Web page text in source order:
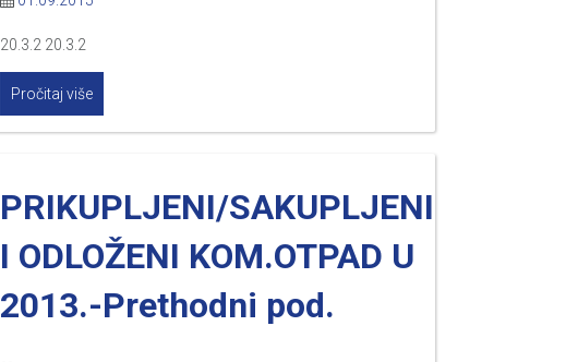
20.3.2 20.3.2
Pročitaj više
PRIKUPLJENI/SAKUPLJENI
I ODLOŽENI KOM.OTPAD U
2013.-Prethodni pod.